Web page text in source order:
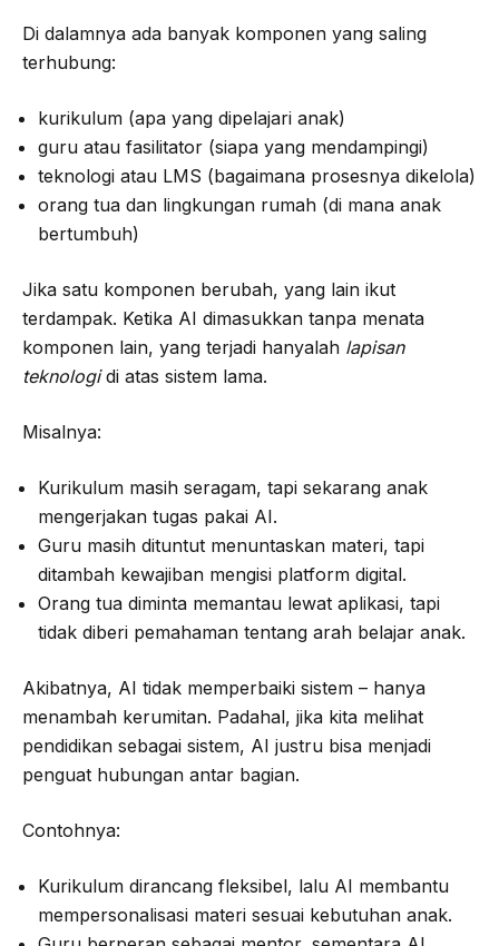
Di dalamnya ada banyak komponen yang saling
terhubung:
kurikulum (apa yang dipelajari anak)
guru atau fasilitator (siapa yang mendampingi)
teknologi atau LMS (bagaimana prosesnya dikelola)
orang tua dan lingkungan rumah (di mana anak
bertumbuh)
Jika satu komponen berubah, yang lain ikut
terdampak. Ketika AI dimasukkan tanpa menata
komponen lain, yang terjadi hanyalah lapisan
teknologidi atas sistem lama.
Misalnya:
Kurikulum masih seragam, tapi sekarang anak
mengerjakan tugas pakai AI.
Guru masih dituntut menuntaskan materi, tapi
ditambah kewajiban mengisi platform digital.
Orang tua diminta memantau lewat aplikasi, tapi
tidak diberi pemahaman tentang arah belajar anak.
Akibatnya, AI tidak memperbaiki sistem – hanya
menambah kerumitan. Padahal, jika kita melihat
pendidikan sebagai sistem, AI justru bisa menjadi
penguat hubungan antar bagian.
Contohnya:
Kurikulum dirancang fleksibel, lalu AI membantu
mempersonalisasi materi sesuai kebutuhan anak.